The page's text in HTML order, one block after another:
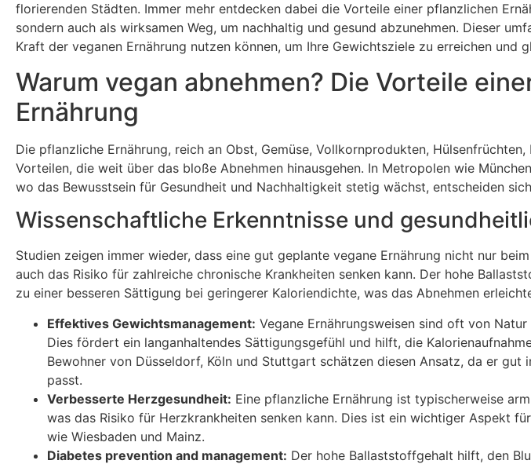
florierenden Städten. Immer mehr entdecken dabei die Vorteile einer pflanzlichen
sondern auch als wirksamen Weg, um nachhaltig und gesund abzunehmen. Dieser
Kraft der veganen Ernährung nutzen können, um Ihre Gewichtsziele zu erreichen und
Warum vegan abnehmen? Die Vorteile
Ernährung
Die pflanzliche Ernährung, reich an Obst, Gemüse, Vollkornprodukten,
Vorteilen, die weit über das bloße Abnehmen hinausgehen. In Metropolen wie
wo das Bewusstsein für Gesundheit und Nachhaltigkeit stetig wächst, entscheiden
Wissenschaftliche Erkenntnisse und
Studien zeigen immer wieder, dass eine gut geplante vegane Ernährung nicht nur
auch das Risiko für zahlreiche chronische Krankheiten senken kann. Der hohe
zu einer besseren Sättigung bei geringerer Kaloriendichte, was das Abnehmen
Effektives Gewichtsmanagement: Vegane Ernährungsweisen sind oft von
Dies fördert ein langanhaltendes Sättigungsgefühl und hilft, die
Bewohner von Düsseldorf, Köln und Stuttgart schätzen diesen Ansatz, da er gut
passt.
Verbesserte Herzgesundheit: Eine pflanzliche Ernährung ist typischerweise
was das Risiko für Herzkrankheiten senken kann. Dies ist ein wichtiger Aspekt
wie Wiesbaden und Mainz.
Diabetes prevention and management: Der hohe Ballaststoffgehalt hilft, den